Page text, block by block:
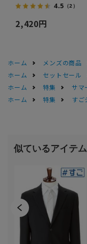
4.5 （2）
2,420円
ホーム メンズの商品
ホーム
セットセール
ホーム
特集 サマ
ホーム
特集 すご